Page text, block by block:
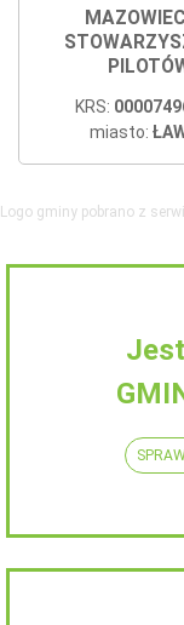
KRS:
miasto:
Logo gminy pobrano z